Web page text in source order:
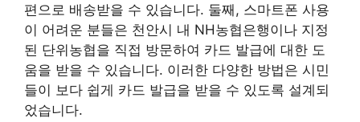
편으로 배송받을 수 있습니다. 둘째, 스마트폰 사용
이 어려운 분들은 천안시 내 NH농협은행이나 지정
된 단위농협을 직접 방문하여 카드 발급에 대한 도
움을 받을 수 있습니다. 이러한 다양한 방법은 시민
들이 보다 쉽게 카드 발급을 받을 수 있도록 설계되
었습니다.